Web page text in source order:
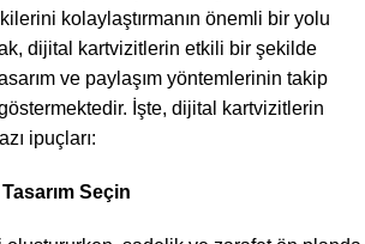
kolaylaştırmanın önemli bir yolu
dijital kartvizitlerin etkili bir şekilde
ve paylaşım yöntemlerinin takip
İşte, dijital kartvizitlerin
ipuçları:
Seçin